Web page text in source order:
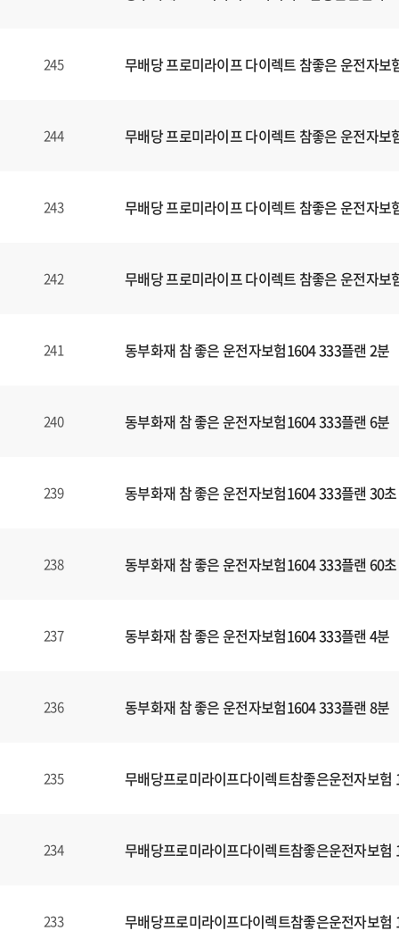
245 무배당 프로미라이프 다이렉트 참좋은 운전자보
244 무배당 프로미라이프 다이렉트 참좋은 운전자보
243 무배당 프로미라이프 다이렉트 참좋은 운전자보
242 무배당 프로미라이프 다이렉트 참좋은 운전자보
241 동부화재 참 좋은 운전자보험1604 333플랜 2분
240 동부화재 참 좋은 운전자보험1604 333플랜 6분
239 동부화재 참 좋은 운전자보험1604 333플랜 30초
238 동부화재 참 좋은 운전자보험1604 333플랜 60초
237 동부화재 참 좋은 운전자보험1604 333플랜 4분
236 동부화재 참 좋은 운전자보험1604 333플랜 8분
235 무배당프로미라이프다이렉트참좋은운전자보험
234 무배당프로미라이프다이렉트참좋은운전자보험
233 무배당프로미라이프다이렉트참좋은운전자보험